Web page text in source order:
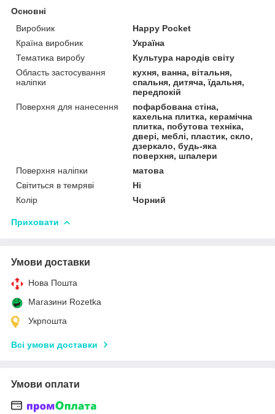
Основні
Виробник
Happy Pocket
Країна виробник
Україна
Тематика виробу
Культура народів світу
Область застосування
наліпки
кухня, ванна, вітальня,
спальня, дитяча, їдальня,
передпокій
Поверхня для нанесення
пофарбована стіна,
кахельна плитка, керамічна
плитка, побутова техніка,
двері, меблі, пластик, скло,
дзеркало, будь-яка
поверхня, шпалери
Поверхня наліпки
матова
Світиться в темряві
Ні
Колір
Чорний
Приховати
Умови доставки
Нова Пошта
Магазини Rozetka
Укрпошта
Всі умови доставки
Умови оплати